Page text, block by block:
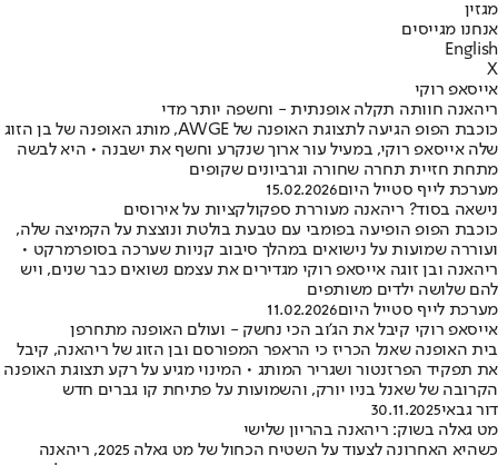
מגזין
אנחנו מגייסים
English
X
אייסאפ רוקי
ריהאנה חוותה תקלה אופנתית - וחשפה יותר מדי
כוכבת הפופ הגיעה לתצוגת האופנה של AWGE, מותג האופנה של בן הזוג
שלה אייסאפ רוקי, במעיל עור ארוך שנקרע וחשף את ישבנה • היא לבשה
מתחת חזיית תחרה שחורה וגרביונים שקופים
מערכת לייף סטייל היום15.02.2026
נישאה בסוד? ריהאנה מעוררת ספקולקציות על אירוסים
כוכבת הפופ הופיעה בפומבי עם טבעת בולטת ונוצצת על הקמיצה שלה,
ועוררה שמועות על נישואים במהלך סיבוב קניות שערכה בסופרמרקט •
ריהאנה ובן זוגה אייסאפ רוקי מגדירים את עצמם נשואים כבר שנים, ויש
להם שלושה ילדים משותפים
מערכת לייף סטייל היום11.02.2026
אייסאפ רוקי קיבל את הג'וב הכי נחשק - ועולם האופנה מתחרפן
בית האופנה שאנל הכריז כי הראפר המפורסם ובן הזוג של ריהאנה, קיבל
את תפקיד הפרזנטור ושגריר המותג • המינוי מגיע על רקע תצוגת האופנה
הקרובה של שאנל בניו יורק, והשמועות על פתיחת קו גברים חדש
דור גבאי30.11.2025
מט גאלה בשוק: ריהאנה בהריון שלישי
כשהיא האחרונה לצעוד על השטיח הכחול של מט גאלה 2025, ריהאנה